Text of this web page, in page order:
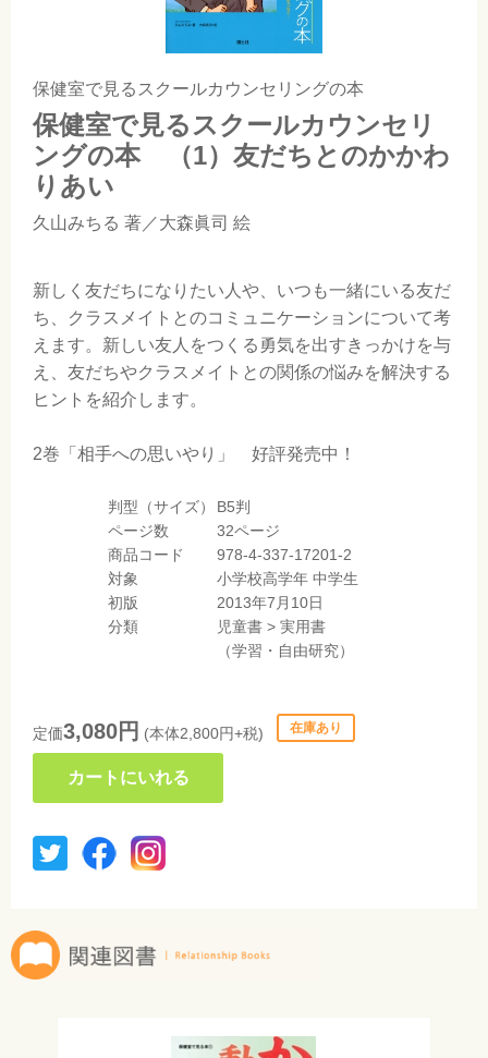
保健室で見るスクールカウンセリングの本
保健室で見るスクールカウンセリ
ングの本 （1）友だちとのかかわ
りあい
久山みちる 著／大森眞司 絵
新しく友だちになりたい人や、いつも一緒にいる友だ
ち、クラスメイトとのコミュニケーションについて考
えます。新しい友人をつくる勇気を出すきっかけを与
え、友だちやクラスメイトとの関係の悩みを解決する
ヒントを紹介します。
2巻「相手への思いやり」 好評発売中！
判型（サイズ）
B5判
ページ数
32ページ
商品コード
978-4-337-17201-2
対象
小学校高学年 中学生
初版
2013年7月10日
分類
児童書 > 実用書
（学習・自由研究）
定価3,080円 (本体2,800円+税) 在庫あり
カートにいれる